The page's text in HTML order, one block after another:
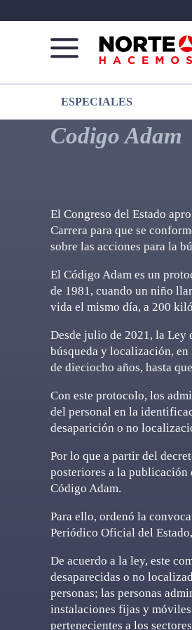
Norte
De
Chihuahua
Más
que
noticias,
hacemos periodismo
ESPECIALES
Codigo Adam
El Congreso del Estado
Carrera para que se
sobre las acciones para la
El Código Adam es un
de 1981, cuando un niño
vida el mismo día, a 200
Desde julio de 2021, la Ley
búsqueda y localización, en
de dieciocho años, hasta
Con este protocolo, los
del personal en la
desaparición o no
Por lo que a partir del
posteriores a la publicación
Código Adam.
Para ello, ordenó la
Periódico Oficial del
De acuerdo a la ley, este
desaparecidas o no
personas; las personas
instalaciones fijas y
pertenecientes a los